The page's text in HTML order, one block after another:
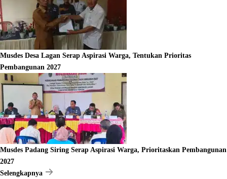
Musdes Desa Lagan Serap Aspirasi Warga, Tentukan Prioritas
Pembangunan 2027
Musdes Padang Siring Serap Aspirasi Warga, Prioritaskan Pembangunan
2027
Selengkapnya